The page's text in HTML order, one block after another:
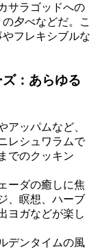
サラゴッドへの
夕べなどだ。こ
フレキシブルな
：あらゆる
アッパムなど、
レシュワラムで
でのクッキン
ーダの癒しに焦
、瞑想、ハーブ
ヨガなどが楽し
デンタイムの風